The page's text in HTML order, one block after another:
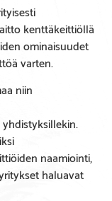
kenttäkeittiöllä
ominaisuudet
varten.
niin
naamiointi,
haluavat